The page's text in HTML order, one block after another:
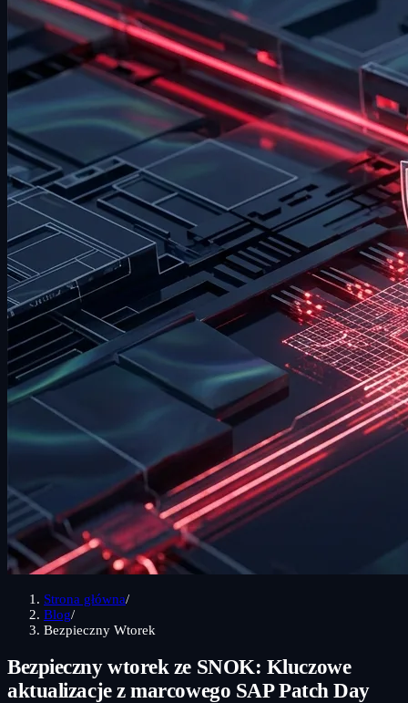
Strona główna/
Blog/
Bezpieczny Wtorek
Bezpieczny wtorek ze SNOK: Kluczowe
aktualizacje z marcowego SAP Patch Day